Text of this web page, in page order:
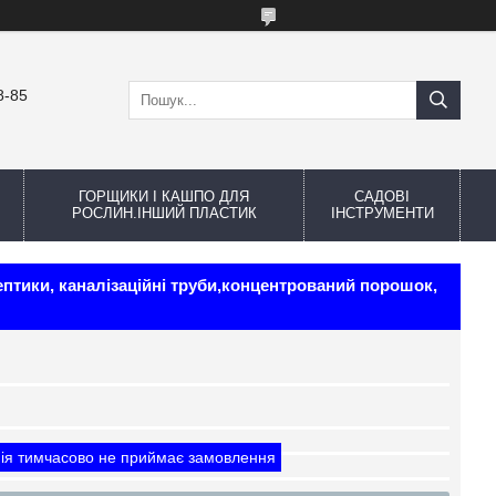
85
ГОРЩИКИ І КАШПО ДЛЯ
РОСЛИН.ІНШИЙ ПЛАСТИК
САДОВІ
ІНСТРУМЕНТИ
каналізаційні труби,концентрований порошок,
тимчасово не приймає замовлення